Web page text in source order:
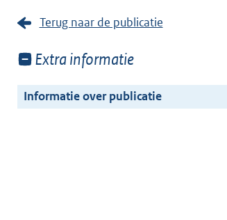
Terug naar de publicatie
Toon
van:
Extra informatie
Informatie over publicatie